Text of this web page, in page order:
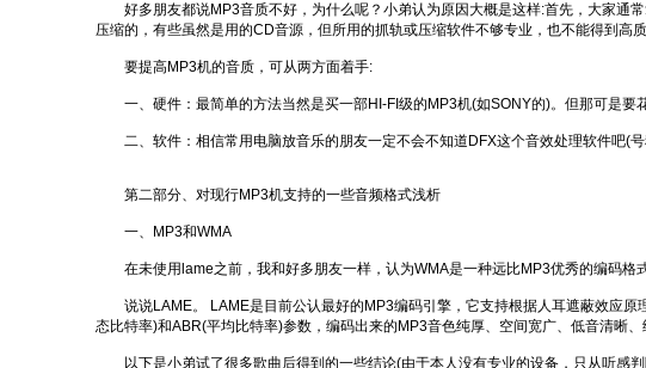
好多朋友都说MP3音质不好，为什么呢？小弟认为原因大概是这样:首先，大家通
压缩的，有些虽然是用的CD音源，但所用的抓轨或压缩软件不够专业，也不能得到高质
要提高MP3机的音质，可从两方面着手:
一、硬件：最简单的方法当然是买一部HI-FI级的MP3机(如SONY的)。但那可是要
二、软件：相信常用电脑放音乐的朋友一定不会不知道DFX这个音效处理软件吧(号
第二部分、对现行MP3机支持的一些音频格式浅析
一、MP3和WMA
在未使用lame之前，我和好多朋友一样，认为WMA是一种远比MP3优秀的编码格
说说LAME。 LAME是目前公认最好的MP3编码引擎，它支持根据人耳遮蔽效应原
态比特率)和ABR(平均比特率)参数，编码出来的MP3音色纯厚、空间宽广、低音清晰
以下是小弟试了很多歌曲后得到的一些结论(由于本人没有专业的设备，只从听感